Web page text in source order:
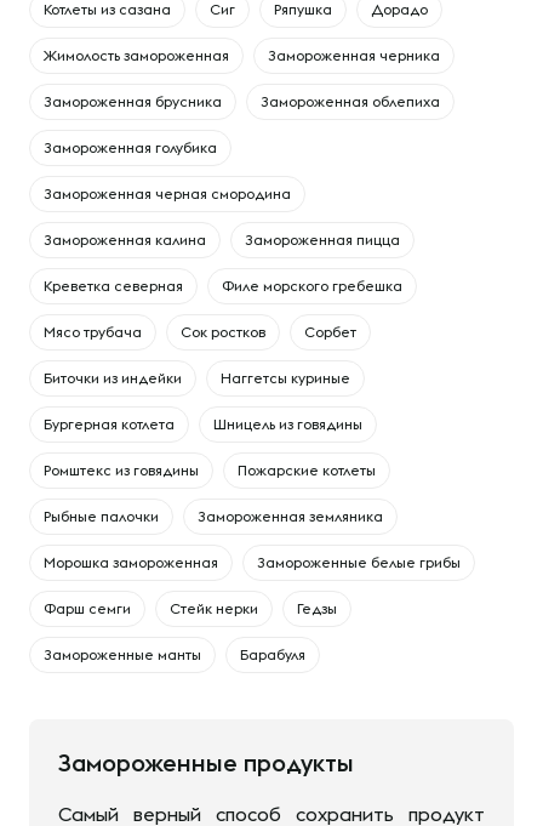
Котлеты из сазана Сиг Ряпушка Дорадо
Жимолость замороженная Замороженная черника
Замороженная брусника Замороженная облепиха
Замороженная голубика
Замороженная черная смородина
Замороженная калина Замороженная пицца
Креветка северная Филе морского гребешка
Мясо трубача Сок ростков Сорбет
Биточки из индейки Наггетсы куриные
Бургерная котлета Шницель из говядины
Ромштекс из говядины Пожарские котлеты
Рыбные палочки Замороженная земляника
Морошка замороженная Замороженные белые грибы
Фарш семги Стейк нерки Гедзы
Замороженные манты Барабуля
Замороженные продукты
Самый верный способ сохранить продукт